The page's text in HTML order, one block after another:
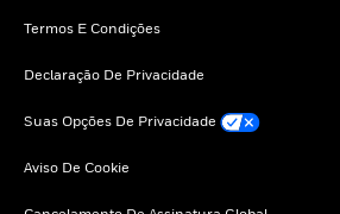
Termos E Condições
Declaração De Privacidade
Suas Opções De Privacidade
Aviso De Cookie